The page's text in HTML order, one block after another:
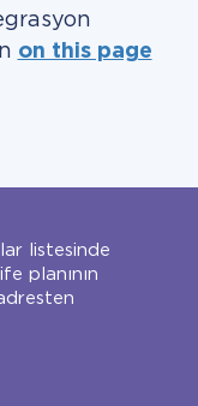
on this page
listesinde
planının